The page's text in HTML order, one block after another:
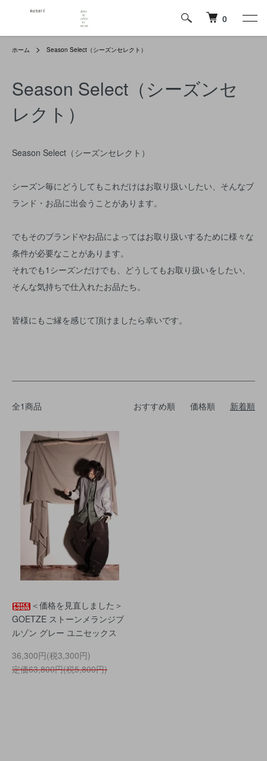
0
ホーム Season Select（シーズンセレクト）
Season Select（シーズンセ
レクト）
Season Select（シーズンセレクト）
シーズン毎にどうしてもこれだけはお取り扱いしたい、そんなブ
ランド・お品に出会うことがあります。
でもそのブランドやお品によってはお取り扱いするために様々な
条件が必要なことがあります。
それでも1シーズンだけでも、どうしてもお取り扱いをしたい、
そんな気持ちで仕入れたお品たち。
皆様にもご縁を感じて頂けましたら幸いです。
全1商品 おすすめ順 価格順 新着順
＜価格を見直しました＞
GOETZE ストーンメランジブ
ルゾン グレー ユニセックス
36,300円(税3,300円)
定価63,800円(税5,800円)